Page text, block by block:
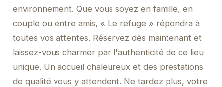
environnement. Que vous soyez en famille, en
couple ou entre amis, « Le refuge » répondra à
toutes vos attentes. Réservez dès maintenant et
laissez-vous charmer par l'authenticité de ce lieu
unique. Un accueil chaleureux et des prestations
de qualité vous y attendent. Ne tardez plus, votre